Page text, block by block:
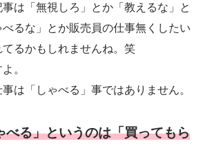
は「無視しろ」とか「教えるな」と
るな」とか販売員の仕事無くしたい
るかもしれませんね。笑
。
は「しゃべる」事ではありません。
べる」というのは「買ってもら